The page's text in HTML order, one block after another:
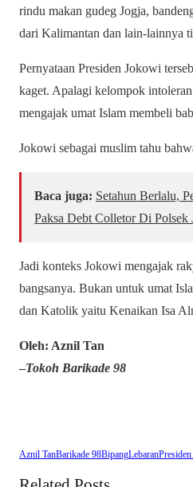
rindu makan gudeg Jogja,
dari Kalimantan dan lain-lainnya
Pernyataan Presiden Jokowi
kaget. Apalagi kelompok
mengajak umat Islam membeli
Jokowi sebagai muslim tahu
Baca juga: Setahun Berlalu,
Paksa Debt Colletor Di Polsek
Jadi konteks Jokowi mengajak
bangsanya. Bukan untuk umat
dan Katolik yaitu Kenaikan Isa
Oleh: Aznil Tan
–Tokoh Barikade 98
Aznil TanBarikade 98BipangLebaran